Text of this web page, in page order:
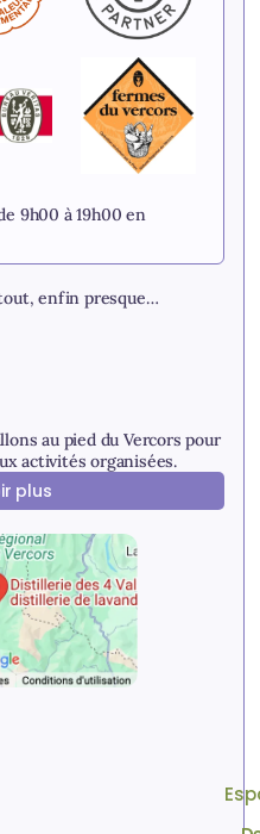
9h00 à 19h00 en
enfin presque…
au pied du Vercors pour
activités organisées.
plus